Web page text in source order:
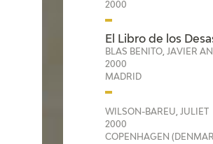
2000
El Libro de los
BLAS BENITO, JAVIER
2000
MADRID
WILSON-BAREU, JULIET
2000
COPENHAGEN